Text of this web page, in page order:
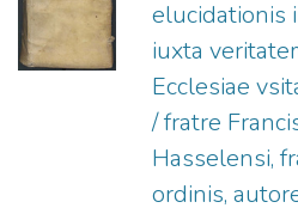
elucidationis
iuxta
Ecclesiae
/ fratre
Hasselensi,
ordinis,